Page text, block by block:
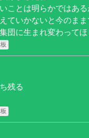
ことは明らかではあ
ていかないと今のま
団に生まれ変わって
残る